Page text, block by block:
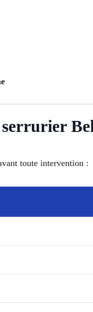
toute intervention :